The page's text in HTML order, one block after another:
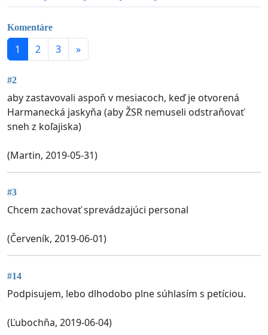
Komentáre
1 2 3 »
#2
aby zastavovali aspoň v mesiacoch, keď je otvorená
Harmanecká jaskyňa (aby ŽSR nemuseli odstraňovať
sneh z koľajiska)
(Martin, 2019-05-31)
#3
Chcem zachovať sprevádzajúci personal
(Červeník, 2019-06-01)
#14
Podpisujem, lebo dlhodobo plne súhlasím s petíciou.
(Ľubochňa, 2019-06-04)